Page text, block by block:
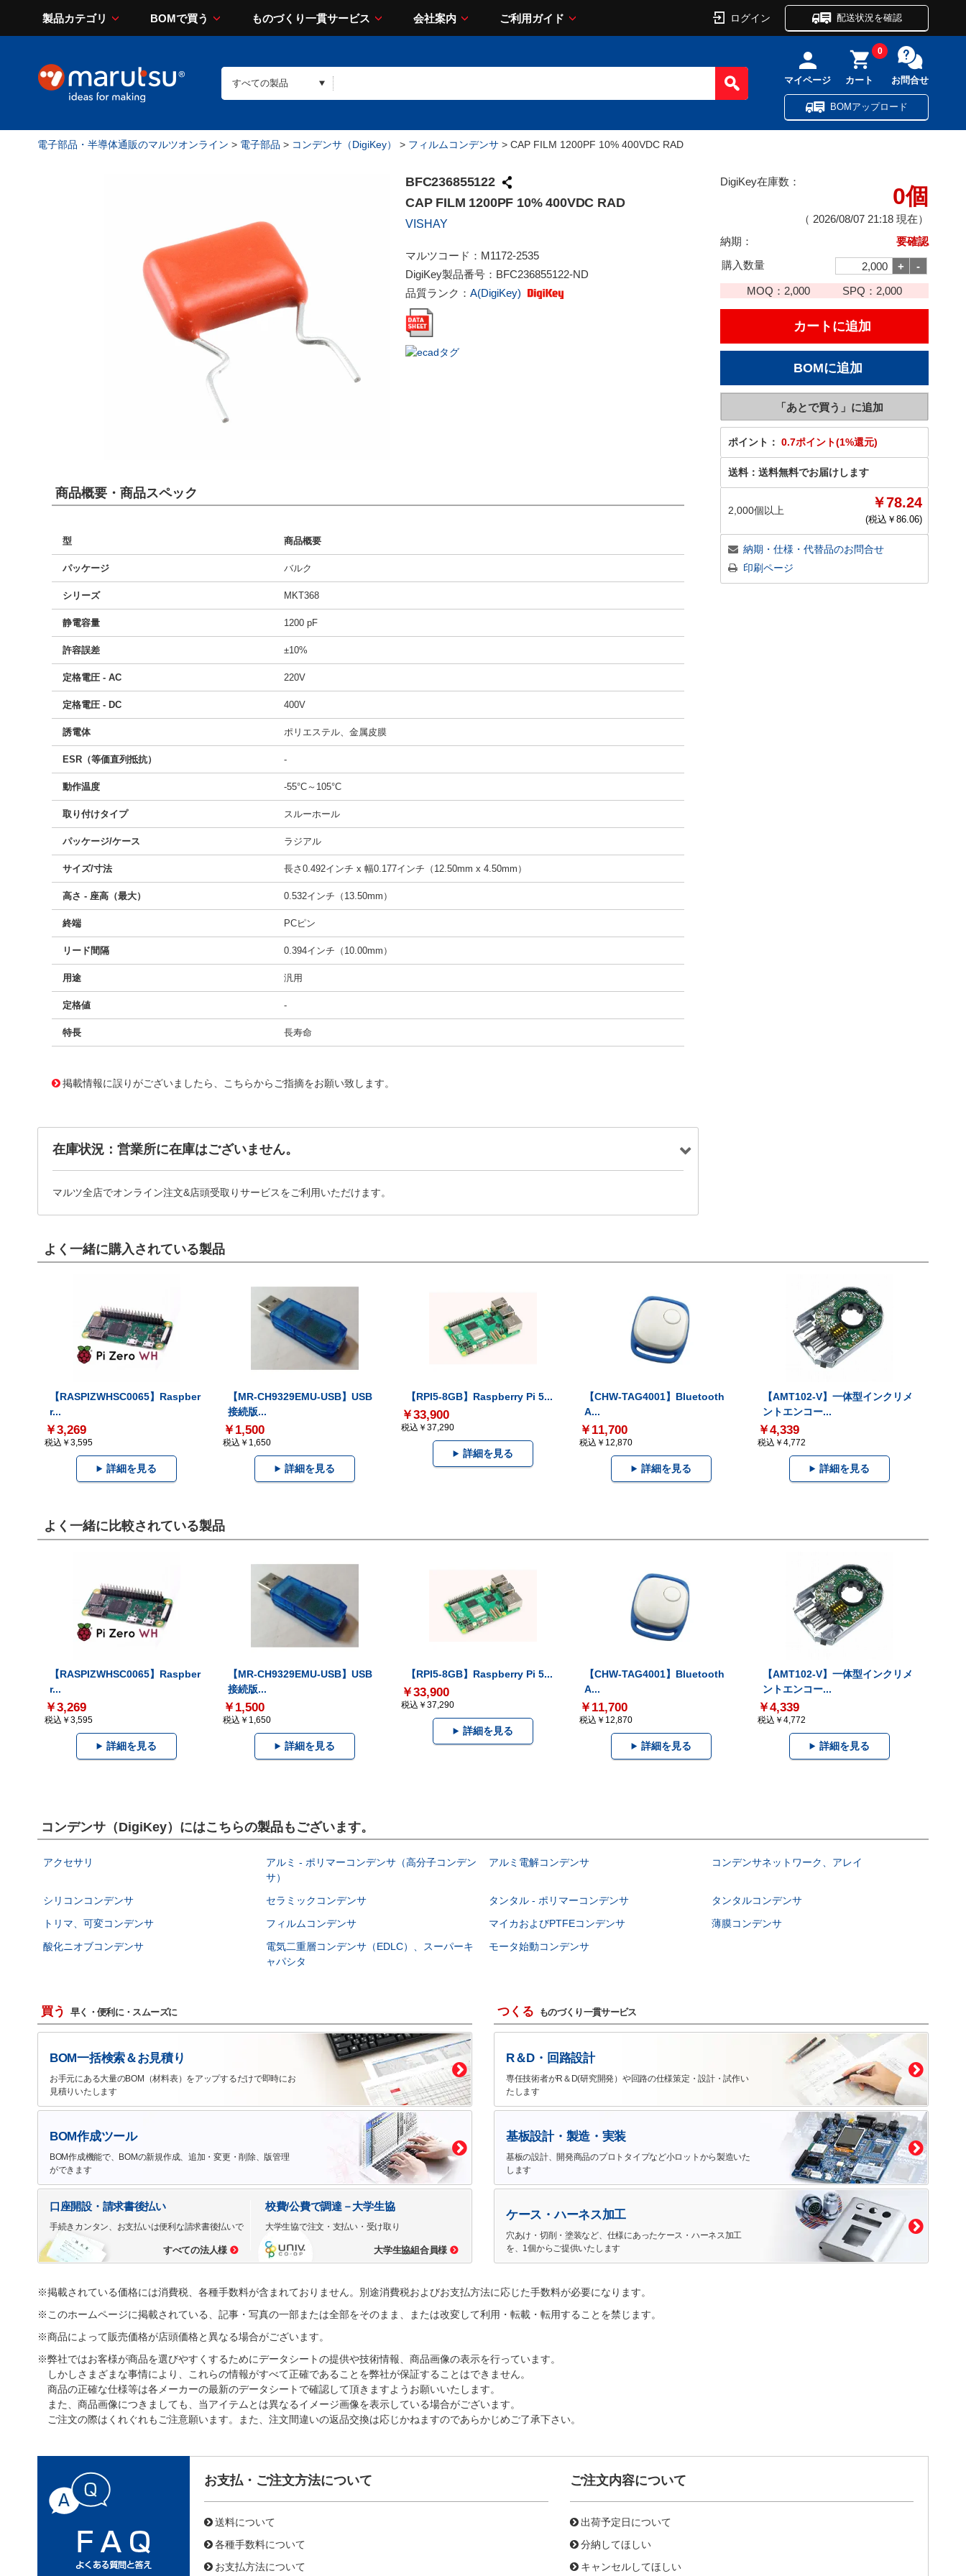
製品カテゴリ BOMで買う ものづくり一貫サービス 会社案内 ご利用ガイド ログイン 配送状況を確認
マイページ カート
0
お問合せ
BOMアップロード
電子部品・半導体通販のマルツオンライン > 電子部品 > コンデンサ（DigiKey） > フィルムコンデンサ > CAP FILM 1200PF 10% 400VDC RAD
BFC236855122
CAP FILM 1200PF 10% 400VDC RAD
VISHAY
マルツコード： M1172-2535
DigiKey製品番号： BFC236855122-ND
品質ランク： A(DigiKey)
DigiKey在庫数：
0個
（ 2026/08/07 21:18 現在）
納期：
要確認
購入数量
MOQ： 2,000 SPQ： 2,000
ポイント： 0.7ポイント(1%還元)
送料： 送料無料でお届けします
2,000個以上 ￥78.24
(税込￥ 86.06)
納期・仕様・代替品のお問合せ
印刷ページ
商品概要・商品スペック
型 商品概要
パッケージ バルク
シリーズ MKT368
静電容量 1200 pF
許容誤差 ±10%
定格電圧 - AC 220V
定格電圧 - DC 400V
誘電体 ポリエステル、金属皮膜
ESR（等価直列抵抗） -
動作温度 -55°C～105°C
取り付けタイプ スルーホール
パッケージ/ケース ラジアル
サイズ/寸法 長さ0.492インチ x 幅0.177インチ（12.50mm x 4.50mm）
高さ - 座高（最大） 0.532インチ（13.50mm）
終端 PCピン
リード間隔 0.394インチ（10.00mm）
用途 汎用
定格値 -
特長 長寿命
掲載情報に誤りがございましたら、こちらからご指摘をお願い致します。
在庫状況：営業所に在庫はございません。
マルツ全店でオンライン注文&店頭受取りサービスをご利用いただけます。
よく一緒に購入されている製品
【RASPIZWHSC0065】Raspber
r...
￥3,269
税込￥3,595
詳細を見る
【MR-CH9329EMU-USB】USB
接続版...
￥1,500
税込￥1,650
詳細を見る
【RPI5-8GB】Raspberry Pi 5...
￥33,900
税込￥37,290
詳細を見る
【CHW-TAG4001】Bluetooth
A...
￥11,700
税込￥12,870
詳細を見る
【AMT102-V】一体型インクリメ
ントエンコー...
￥4,339
税込￥4,772
詳細を見る
よく一緒に比較されている製品
【RASPIZWHSC0065】Raspber
r...
￥3,269
税込￥3,595
詳細を見る
【MR-CH9329EMU-USB】USB
接続版...
￥1,500
税込￥1,650
詳細を見る
【RPI5-8GB】Raspberry Pi 5...
￥33,900
税込￥37,290
詳細を見る
【CHW-TAG4001】Bluetooth
A...
￥11,700
税込￥12,870
詳細を見る
【AMT102-V】一体型インクリメ
ントエンコー...
￥4,339
税込￥4,772
詳細を見る
コンデンサ（DigiKey）にはこちらの製品もございます。
アクセサリ
アルミ - ポリマーコンデンサ（高分子コンデン
サ）
アルミ電解コンデンサ コンデンサネットワーク、アレイ
シリコンコンデンサ セラミックコンデンサ タンタル - ポリマーコンデンサ
タンタルコンデンサ
トリマ、可変コンデンサ
フィルムコンデンサ マイカおよびPTFEコンデンサ
薄膜コンデンサ
酸化ニオブコンデンサ
電気二重層コンデンサ（EDLC）、スーパーキ
ャパシタ
モータ始動コンデンサ
買う 早く・便利に・スムーズに
BOM一括検索＆お見積り
お手元にある大量のBOM（材料表）をアップするだけで即時にお
見積りいたします
BOM作成ツール
BOM作成機能で、BOMの新規作成、追加・変更・削除、版管理
ができます
口座開設・請求書後払い
手続きカンタン、お支払いは便利な請求書後払いで
すべての法人様
校費/公費で調達－大学生協
大学生協で注文・支払い・受け取り
大学生協組合員様
つくる ものづくり一貫サービス
R＆D・回路設計
専任技術者がR＆D(研究開発）や回路の仕様策定・設計・試作い
たします
基板設計・製造・実装
基板の設計、開発商品のプロトタイプなど小ロットから製造いた
します
ケース・ハーネス加工
穴あけ・切削・塗装など、仕様にあったケース・ハーネス加工
を、1個からご提供いたします
※掲載されている価格には消費税、各種手数料が含まれておりません。別途消費税およびお支払方法に応じた手数料が必要になります。
※このホームページに掲載されている、記事・写真の一部または全部をそのまま、または改変して利用・転載・転用することを禁じます。
※商品によって販売価格が店頭価格と異なる場合がございます。
※弊社ではお客様が商品を選びやすくするためにデータシートの提供や技術情報、商品画像の表示を行っています。
しかしさまざまな事情により、これらの情報がすべて正確であることを弊社が保証することはできません。
商品の正確な仕様等は各メーカーの最新のデータシートで確認して頂きますようお願いいたします。
また、商品画像につきましても、当アイテムとは異なるイメージ画像を表示している場合がございます。
ご注文の際はくれぐれもご注意願います。また、注文間違いの返品交換は応じかねますのであらかじめご了承下さい。
お支払・ご注文方法について
送料について
各種手数料について
お支払方法について
ご注文内容について
出荷予定日について
分納してほしい
キャンセルしてほしい